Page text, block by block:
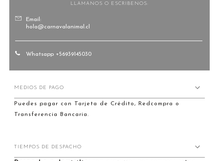
LLAMANOS O ESCRIBENOS:
Email:
hola@carnavalanimal.cl
Whatsapp +56939145030
MEDIOS DE PAGO
Puedes pagar con Tarjeta de Crédito, Redcompra o
Transferencia Bancaria.
TIEMPOS DE DESPACHO